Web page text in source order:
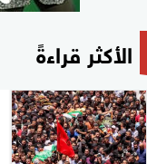
الأكثر قراءةً